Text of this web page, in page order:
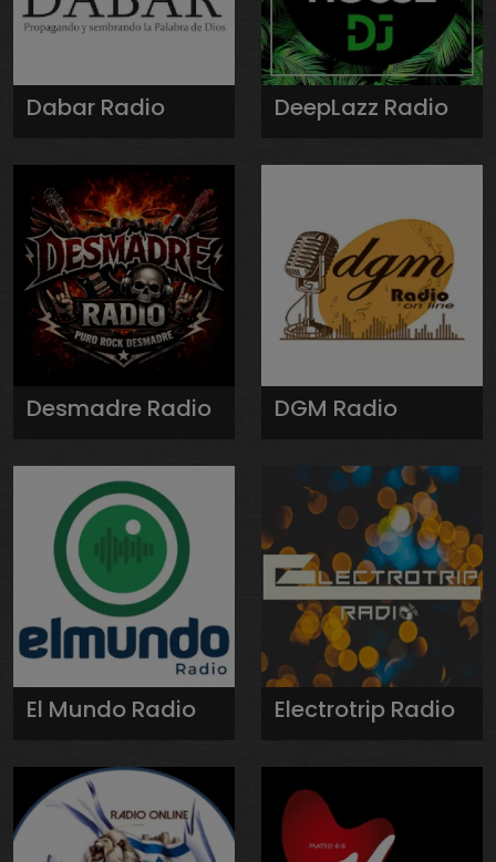
Dabar Radio DeepLazz Radio
Desmadre Radio DGM Radio
El Mundo Radio Electrotrip Radio